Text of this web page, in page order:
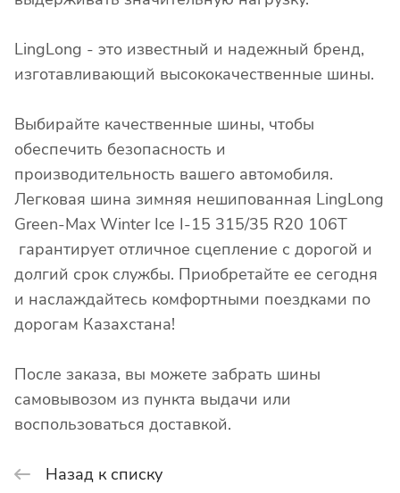
LingLong - это известный и надежный бренд,
изготавливающий высококачественные шины.
Выбирайте качественные шины, чтобы
обеспечить безопасность и
производительность вашего автомобиля.
Легковая шина зимняя нешипованная LingLong
Green-Max Winter Ice I-15 315/35 R20 106T
гарантирует отличное сцепление с дорогой и
долгий срок службы. Приобретайте ее сегодня
и наслаждайтесь комфортными поездками по
дорогам Казахстана!
После заказа, вы можете забрать шины
самовывозом из пункта выдачи или
воспользоваться доставкой.
Назад к списку